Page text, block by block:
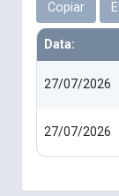
Copiar
Data:
27/07/2026
27/07/2026